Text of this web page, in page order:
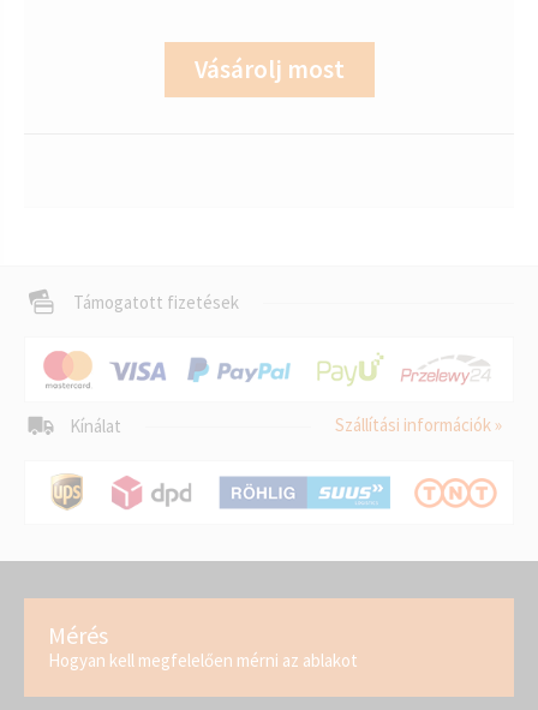
Vásárolj most
Támogatott fizetések
Kínálat Szállítási információk »
Mérés
Hogyan kell megfelelően mérni az ablakot